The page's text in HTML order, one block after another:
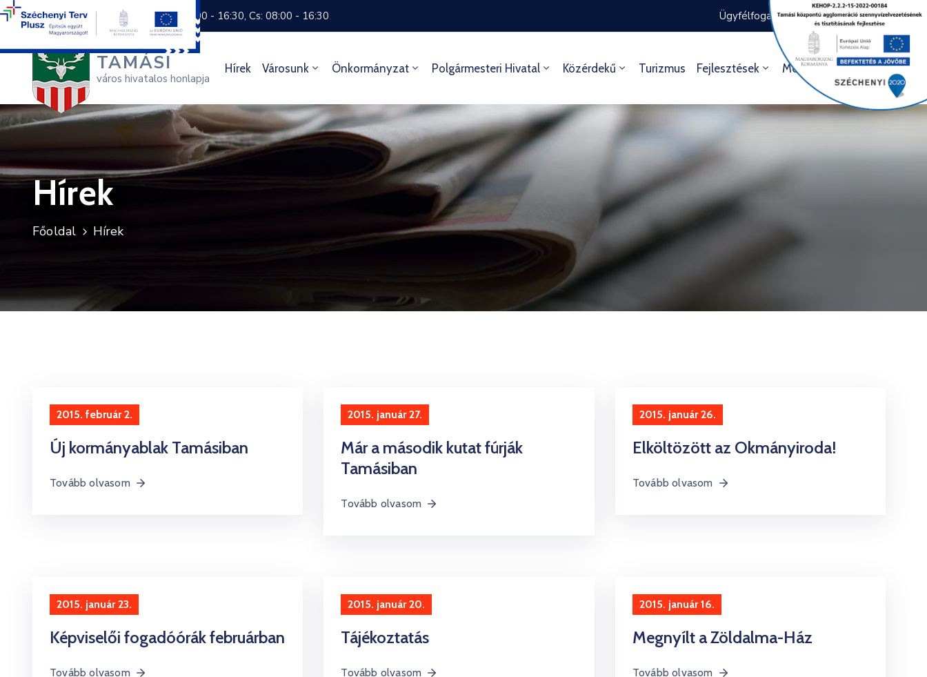
+36 74 570 800 H: 8:00 - 16:30, Cs: 08:00 - 16:30 Ügyfélfogadás rendje Ügyintézés
TAMÁSI
város hivatalos honlapja
Hírek Városunk Önkormányzat Polgármesteri Hivatal Közérdekű Turizmus Fejlesztések Média Kultúra
Hírek
Főoldal Hírek
2015. február 2.
Új kormányablak Tamásiban
Tovább olvasom
2015. január 27.
Már a második kutat fúrják
Tamásiban
Tovább olvasom
2015. január 26.
Elköltözött az Okmányiroda!
Tovább olvasom
2015. január 23.
Képviselői fogadóórák februárban
Tovább olvasom
2015. január 20.
Tájékoztatás
Tovább olvasom
2015. január 16.
Megnyílt a Zöldalma-Ház
Tovább olvasom